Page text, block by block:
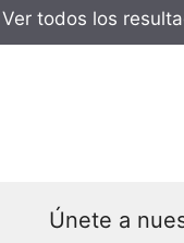
Ver todos los
Únete a